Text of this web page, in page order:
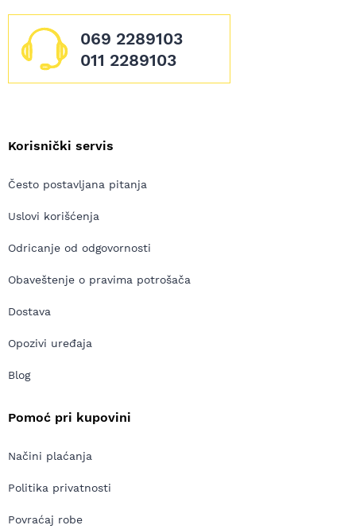
069 2289103
011 2289103
Korisnički servis
Često postavljana pitanja
Uslovi korišćenja
Odricanje od odgovornosti
Obaveštenje o pravima potrošača
Dostava
Opozivi uređaja
Blog
Pomoć pri kupovini
Načini plaćanja
Politika privatnosti
Povraćaj robe